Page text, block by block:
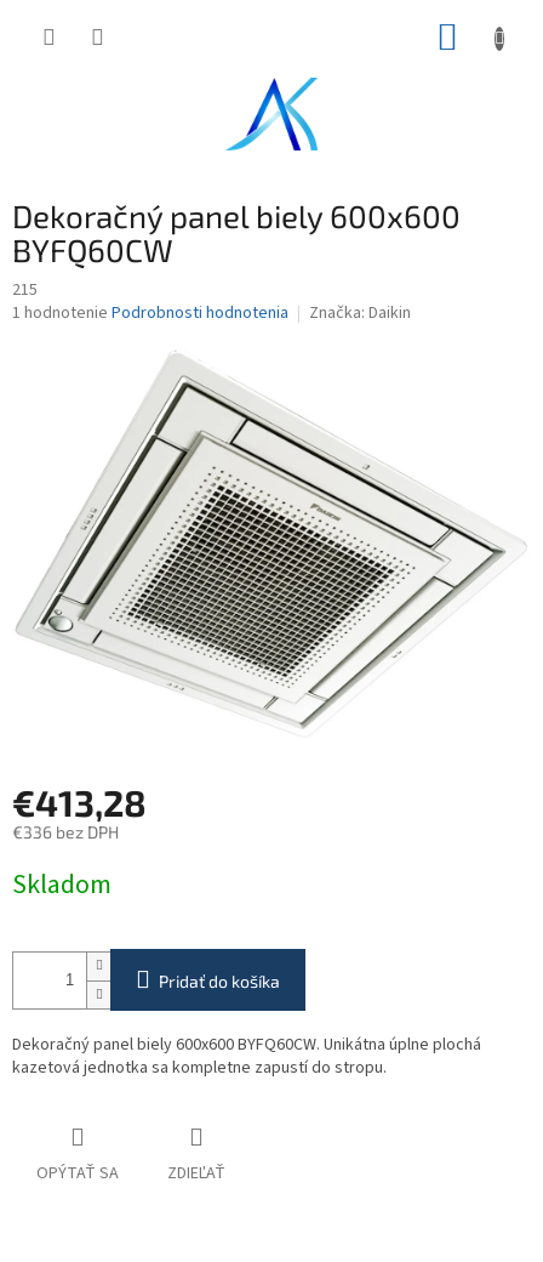
Dekoračný panel biely 600x600
BYFQ60CW
215
Priemerné
1 hodnotenie Podrobnosti hodnotenia Značka: Daikin
€413,28
€336 bez DPH
cena:
Skladom
Pridať do košíka
Dekoračný panel biely 600x600 BYFQ60CW. Unikátna úplne plochá
kazetová jednotka sa kompletne zapustí do stropu.
OPÝTAŤ SA ZDIEĽAŤ